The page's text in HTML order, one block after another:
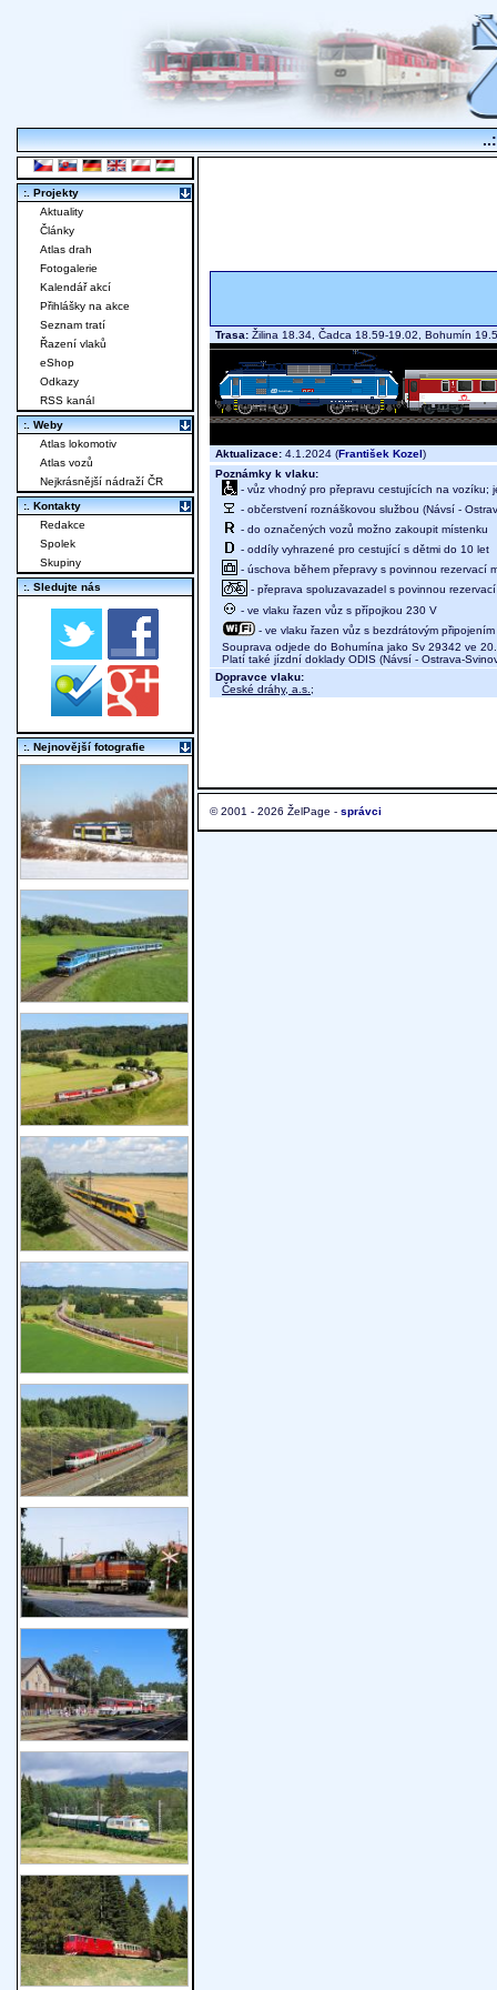
Trasa: Žilina 18.34, Čadca 18.59-19.02, Bohumín
Aktualizace: 4.1.2024 (František Kozel)
Poznámky k vlaku:
- vůz vhodný pro přepravu cestujících na vozíku;
- občerstvení roznáškovou službou (Návsí -
- do označených vozů možno zakoupit místenku
- oddíly vyhrazené pro cestující s dětmi do 10 let
- úschova během přepravy s povinnou rezervací
- přeprava spoluzavazadel s povinnou
- ve vlaku řazen vůz s přípojkou 230 V
- ve vlaku řazen vůz s bezdrátovým
Souprava odjede do Bohumína jako Sv 29342 ve
Platí také jízdní doklady ODIS (Návsí - Ostrava-
Dopravce vlaku:
České dráhy, a.s. ;
© 2001 - 2026 ŽelPage - správci
:. Projekty
Aktuality
Články
Atlas drah
Fotogalerie
Kalendář akcí
Přihlášky na akce
Seznam tratí
Řazení vlaků
eShop
Odkazy
RSS kanál
:. Weby
Atlas lokomotiv
Atlas vozů
Nejkrásnější nádraží ČR
:. Kontakty
Redakce
Spolek
Skupiny
:. Sledujte nás
:. Nejnovější fotografie